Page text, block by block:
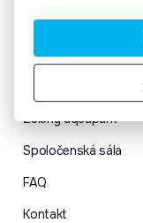
Novinky
Saunový svet
Zelený aquapark
Spoločenská sála
FAQ
Kontakt